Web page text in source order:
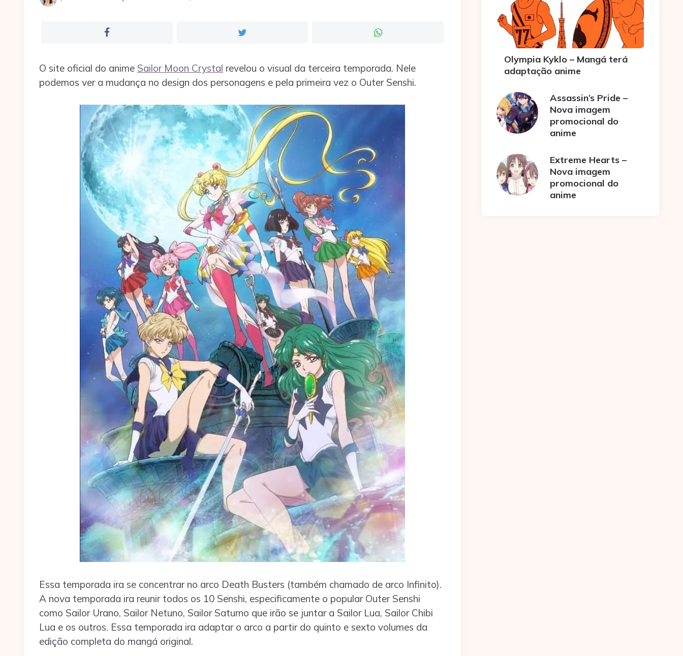
por
O site oficial do anime Sailor Moon Crystal revelou o visual da terceira temporada. Nele
podemos ver a mudança no design dos personagens e pela primeira vez o Outer Senshi.
Essa temporada ira se concentrar no arco Death Busters (também chamado de arco Infinito).
A nova temporada ira reunir todos os 10 Senshi, especificamente o popular Outer Senshi
como Sailor Urano, Sailor Netuno, Sailor Saturno que irão se juntar a Sailor Lua, Sailor Chibi
Lua e os outros. Essa temporada ira adaptar o arco a partir do quinto e sexto volumes da
edição completa do mangá original.
Olympia Kyklo – Mangá terá
adaptação anime
Assassin’s Pride –
Nova imagem
promocional do
anime
Extreme Hearts –
Nova imagem
promocional do
anime